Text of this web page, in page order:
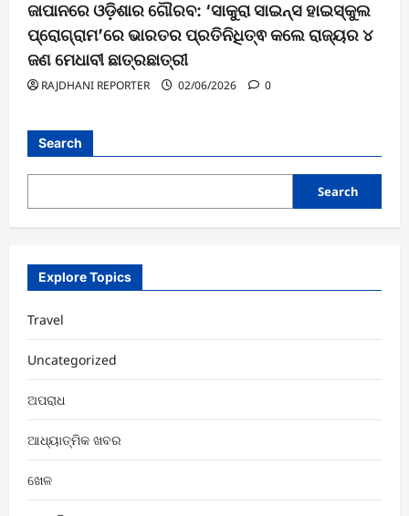
ଜାପାନରେ ଓଡ଼ିଶାର ଗୌରବ: ‘ସାକୁରା ସାଇନ୍ସ ହାଇସ୍କୁଲ
ପ୍ରୋଗ୍ରାମ’ରେ ଭାରତର ପ୍ରତିନିଧିତ୍ଵ କଲେ ରାଜ୍ୟର ୪
ଜଣ ମେଧାବୀ ଛାତ୍ରଛାତ୍ରୀ
RAJDHANI REPORTER 02/06/2026 0
Search
Search
Explore Topics
Travel
Uncategorized
ଅପରାଧ
ଆଧ୍ୟାତ୍ମିକ ଖବର
ଖେଳ